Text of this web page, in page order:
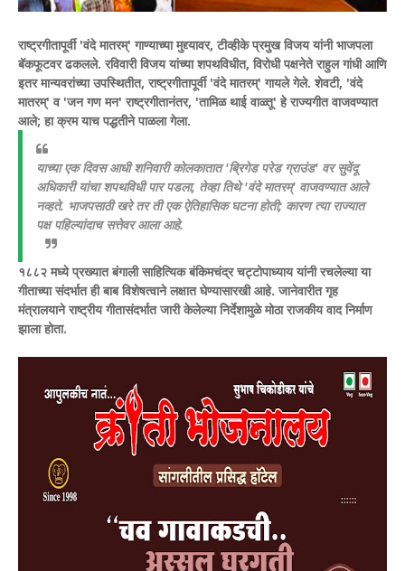
राष्ट्रगीतापूर्वी 'वंदे मातरम्' गाण्याच्या मुद्द्यावर, टीव्हीके प्रमुख विजय यांनी भाजपला
बॅकफूटवर ढकलले. रविवारी विजय यांच्या शपथविधीत, विरोधी पक्षनेते राहुल गांधी आणि
इतर मान्यवरांच्या उपस्थितीत, राष्ट्रगीतापूर्वी 'वंदे मातरम्' गायले गेले. शेवटी, 'वंदे
मातरम्' व 'जन गण मन' राष्ट्रगीतानंतर, 'तामिळ थाई वाळ्तू' हे राज्यगीत वाजवण्यात
आले; हा क्रम याच पद्धतीने पाळला गेला.
याच्या एक दिवस आधी शनिवारी कोलकातात 'ब्रिगेड परेड ग्राउंड' वर सुवेंदू
अधिकारी यांचा शपथविधी पार पडला, तेव्हा तिथे 'वंदे मातरम्' वाजवण्यात आले
नव्हते. भाजपसाठी खरे तर ती एक ऐतिहासिक घटना होती; कारण त्या राज्यात
पक्ष पहिल्यांदाच सत्तेवर आला आहे.
१८८२ मध्ये प्रख्यात बंगाली साहित्यिक बंकिमचंद्र चट्टोपाध्याय यांनी रचलेल्या या
गीताच्या संदर्भात ही बाब विशेषत्वाने लक्षात घेण्यासारखी आहे. जानेवारीत गृह
मंत्रालयाने राष्ट्रीय गीतासंदर्भात जारी केलेल्या निर्देशामुळे मोठा राजकीय वाद निर्माण
झाला होता.